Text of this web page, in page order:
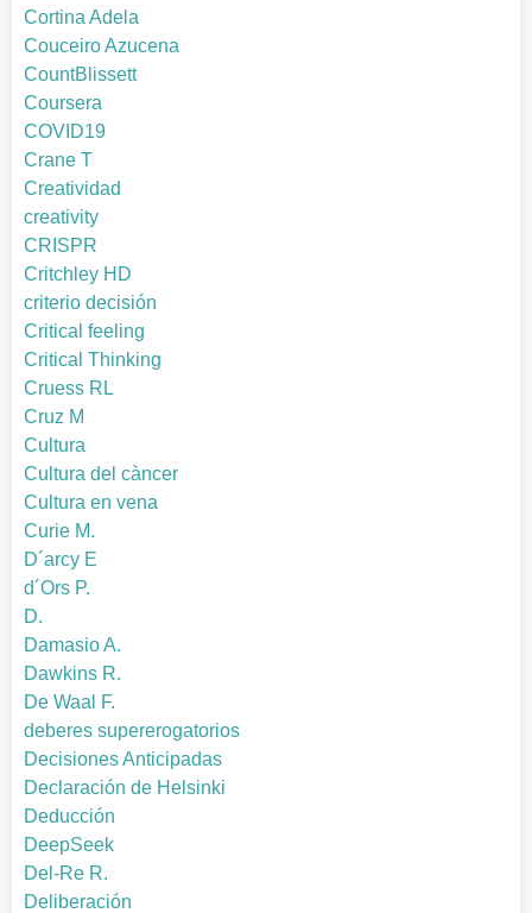
Cortina Adela
Couceiro Azucena
CountBlissett
Coursera
COVID19
Crane T
Creatividad
creativity
CRISPR
Critchley HD
criterio decisión
Critical feeling
Critical Thinking
Cruess RL
Cruz M
Cultura
Cultura del càncer
Cultura en vena
Curie M.
D´arcy E
d´Ors P.
D.
Damasio A.
Dawkins R.
De Waal F.
deberes supererogatorios
Decisiones Anticipadas
Declaración de Helsinki
Deducción
DeepSeek
Del-Re R.
Deliberación